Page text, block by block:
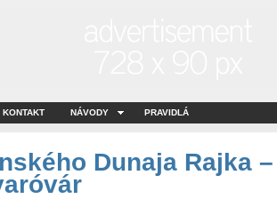
KONTAKT NÁVODY PRAVIDLÁ
Dunaja Rajka –